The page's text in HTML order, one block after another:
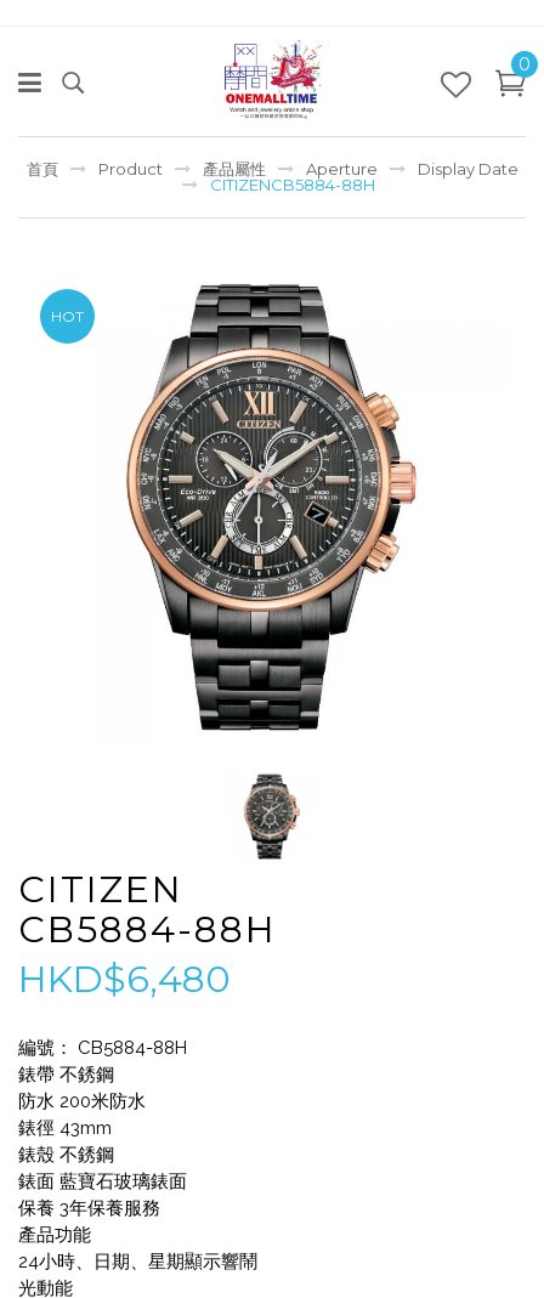
0
首頁 Product 產品屬性 Aperture
Display Date
CITIZENCB5884-88H
HOT
CITIZEN
CB5884-88H
HKD$6,480
編號： CB5884-88H
錶帶 不銹鋼
防水 200米防水
錶徑 43mm
錶殼 不銹鋼
錶面 藍寶石玻璃錶面
保養 3年保養服務
產品功能
24小時、日期、星期顯示響鬧
光動能